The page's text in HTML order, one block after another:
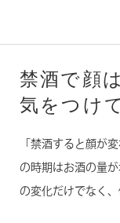
禁酒で顔
気をつけて
「禁酒すると顔が
の時期はお酒の量
の変化だけでなく